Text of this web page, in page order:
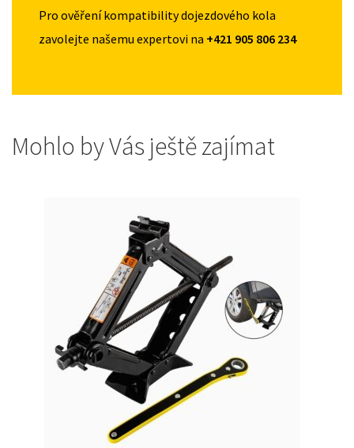
Pro ověření kompatibility dojezdového kola
zavolejte našemu expertovi na +421 905 806 234
Mohlo by Vás ještě zajímat